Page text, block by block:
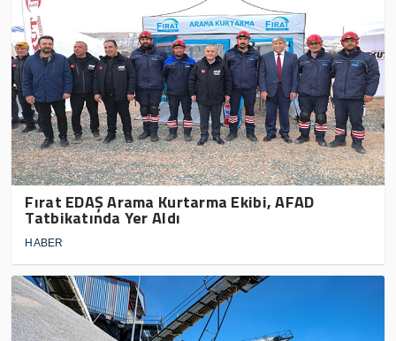
Fırat EDAŞ Arama Kurtarma Ekibi, AFAD
Tatbikatında Yer Aldı
HABER